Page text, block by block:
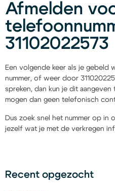
Afmelden
31102022573
Een volgende keer als je gebeld
nummer, of weer door
spreken, dan kun je dit
mogen dan geen telefonisch
Dus zoek snel het nummer op in
jezelf wat je met de verkregen
Recent opgezocht